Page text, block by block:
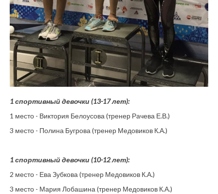
1 спортивный девочки (13-17 лет):
1 место - Виктория Белоусова (тренер Рачева Е.В.)
3 место - Полина Бугрова (тренер Медовиков К.А.)
1 спортивный девочки (10-12 лет):
2 место - Ева Зубкова (тренер Медовиков К.А.)
3 место - Мария Лобашина (тренер Медовиков К.А.)